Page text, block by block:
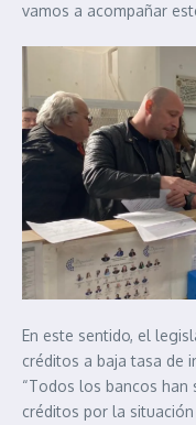
vamos a acompañar
En este sentido, el
créditos a baja tasa de
“Todos los bancos
créditos por la